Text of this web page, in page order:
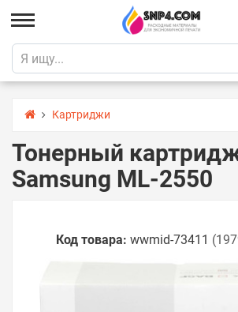
Картриджи
Тонерный
Samsung ML-2550
Код товара: wwmid-73411